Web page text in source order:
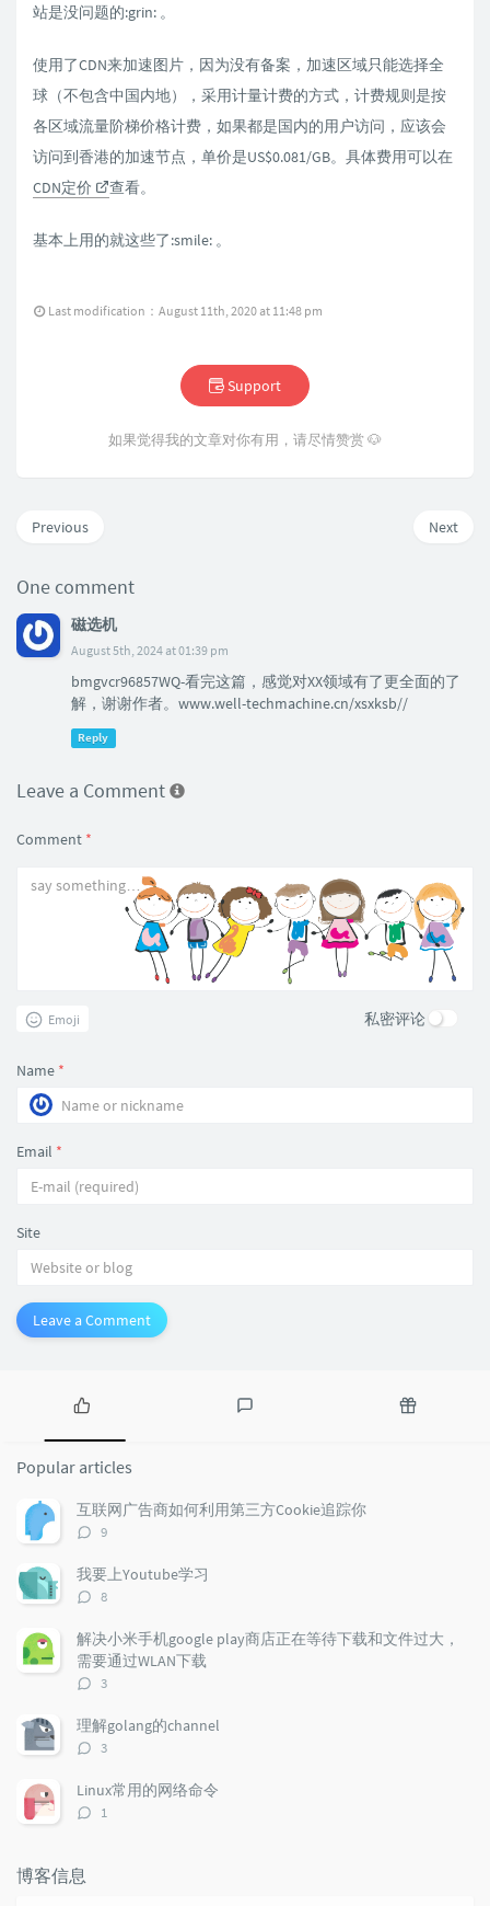
站是没问题的:grin: 。
使用了CDN来加速图片，因为没有备案，加速区域只能选择全
球（不包含中国内地），采用计量计费的方式，计费规则是按
各区域流量阶梯价格计费，如果都是国内的用户访问，应该会
访问到香港的加速节点，单价是US$0.081/GB。具体费用可以在
CDN定价
查看。
基本上用的就这些了:smile: 。
Last modification：August 11th, 2020 at 11:48 pm
Support
如果觉得我的文章对你有用，请尽情赞赏 🐶
Next
Previous
One comment
磁选机
August 5th, 2024 at 01:39 pm
bmgvcr96857WQ-看完这篇，感觉对XX领域有了更全面的了
解，谢谢作者。www.well-techmachine.cn/xsxksb//
Reply
Leave a Comment
Comment *
Emoji 私密评论
Name *
Email *
Site
Leave a Comment
P
p
u
l
a
r
a
r
t
i
c
e
s
e
s
m
i
Popular articles
互联网广告商如何利用第三方Cookie追踪你
评
数：
9
我要上Youtube学习
评
数：
8
解决小米手机google play商店正在等待下载和文件过大，
需要通过WLAN下载
评
数：
3
理解golang的channel
评
数：
3
Linux常用的网络命令
评1
博客信息